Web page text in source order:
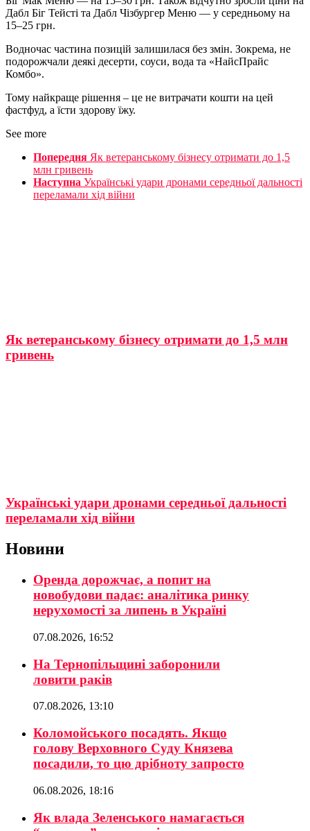
Дабл Біг Тейсті та Дабл Чізбургер Меню — у середньому на
15–25 грн.
Водночас частина позицій залишилася без змін. Зокрема, не
подорожчали деякі десерти, соуси, вода та «НайсПрайс
Комбо».
Тому найкраще рішення – це не витрачати кошти на цей
фастфуд, а їсти здорову їжу.
See more
Попередня Як ветеранському бізнесу отримати до 1,5
млн гривень
Наступна Українські удари дронами середньої дальності
переламали хід війни
Як ветеранському бізнесу отримати до 1,5 млн
гривень
Українські удари дронами середньої дальності
переламали хід війни
Новини
Оренда дорожчає, а попит на
новобудови падає: аналітика ринку
нерухомості за липень в Україні
07.08.2026, 16:52
На Тернопільщині заборонили
ловити раків
07.08.2026, 13:10
Коломойського посадять. Якщо
голову Верховного Суду Князева
посадили, то цю дрібноту запросто
06.08.2026, 18:16
Як влада Зеленського намагається